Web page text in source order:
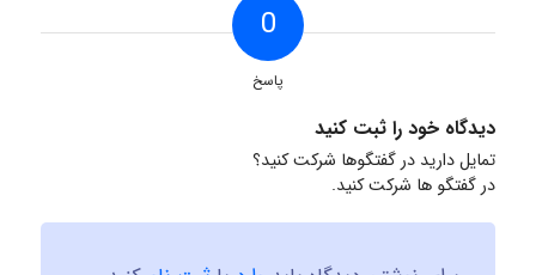
0
پاسخ
دیدگاه خود را ثبت کنید
تمایل دارید در گفتگوها شرکت کنید؟
در گفتگو ها شرکت کنید.